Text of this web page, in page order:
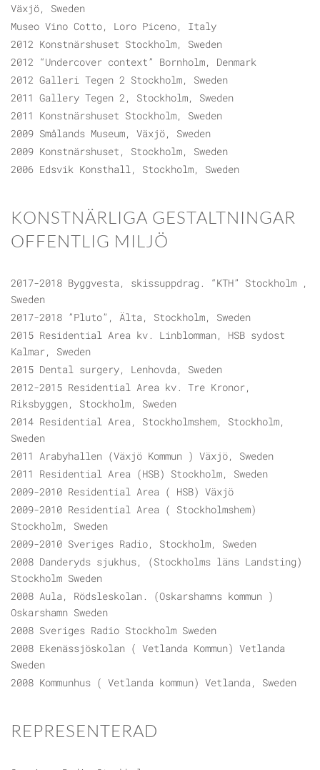
Växjö, Sweden
Museo Vino Cotto, Loro Piceno, Italy
2012 Konstnärshuset Stockholm, Sweden
2012 “Undercover context” Bornholm, Denmark
2012 Galleri Tegen 2 Stockholm, Sweden
2011 Gallery Tegen 2, Stockholm, Sweden
2011 Konstnärshuset Stockholm, Sweden
2009 Smålands Museum, Växjö, Sweden
2009 Konstnärshuset, Stockholm, Sweden
2006 Edsvik Konsthall, Stockholm, Sweden
KONSTNÄRLIGA GESTALTNINGAR
OFFENTLIG MILJÖ
2017-2018 Byggvesta, skissuppdrag. “KTH” Stockholm ,
Sweden
2017-2018 ”Pluto”, Älta, Stockholm, Sweden
2015 Residential Area kv. Linblomman, HSB sydost
Kalmar, Sweden
2015 Dental surgery, Lenhovda, Sweden
2012-2015 Residential Area kv. Tre Kronor,
Riksbyggen, Stockholm, Sweden
2014 Residential Area, Stockholmshem, Stockholm,
Sweden
2011 Arabyhallen (Växjö Kommun ) Växjö, Sweden
2011 Residential Area (HSB) Stockholm, Sweden
2009-2010 Residential Area ( HSB) Växjö
2009-2010 Residential Area ( Stockholmshem)
Stockholm, Sweden
2009-2010 Sveriges Radio, Stockholm, Sweden
2008 Danderyds sjukhus, (Stockholms läns Landsting)
Stockholm Sweden
2008 Aula, Rödsleskolan. (Oskarshamns kommun )
Oskarshamn Sweden
2008 Sveriges Radio Stockholm Sweden
2008 Ekenässjöskolan ( Vetlanda Kommun) Vetlanda
Sweden
2008 Kommunhus ( Vetlanda kommun) Vetlanda, Sweden
REPRESENTERAD